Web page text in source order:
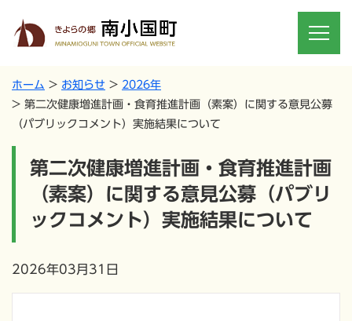
ホーム お知らせ
2026年
第二次健康増進計画・食育推進計画（素案）に関する意見公募
（パブリックコメント）実施結果について
第二次健康増進計画・食育推進計画
（素案）に関する意見公募（パブリ
ックコメント）実施結果について
2026年03月31日